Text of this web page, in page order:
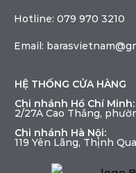
Hotline: 079 970 3210
Email:
HỆ THỐNG CỬA HÀNG
Chi nhánh Hồ Chí Minh:
2/27A Cao Thắng,
Chi nhánh Hà Nội:
119 Yên Lãng, Thịnh